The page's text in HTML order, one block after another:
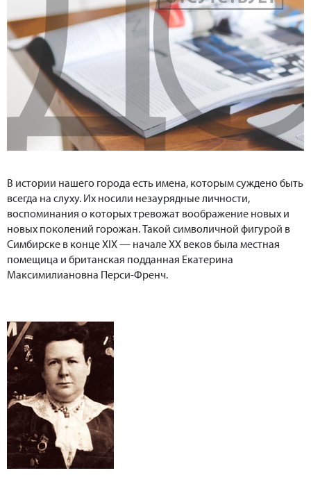
В истории нашего города есть имена, которым суждено быть
всегда на слуху. Их носили незаурядные личности,
воспоминания о которых тревожат воображение новых и
новых поколений горожан. Такой символичной фигурой в
Симбирске в конце XIX — начале XX веков была местная
помещица и британская подданная Екатерина
Максимилиановна Перси-Френч.